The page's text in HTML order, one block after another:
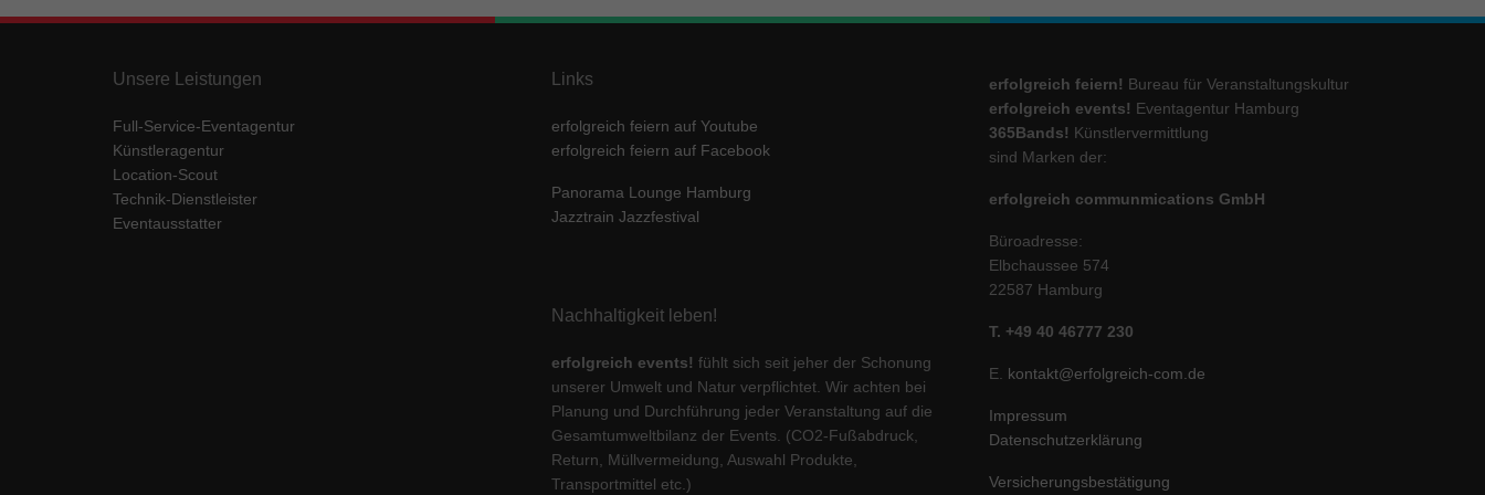
Unsere Leistungen
Full-Service-Eventagentur
Künstleragentur
Location-Scout
Technik-Dienstleister
Eventausstatter
Links
erfolgreich feiern auf Youtube
erfolgreich feiern auf Facebook
Panorama Lounge Hamburg
Jazztrain Jazzfestival
Nachhaltigkeit leben!
erfolgreich events! fühlt sich seit jeher der Schonung
unserer Umwelt und Natur verpflichtet. Wir achten bei
Planung und Durchführung jeder Veranstaltung auf die
Gesamtumweltbilanz der Events. (CO2-Fußabdruck,
Return, Müllvermeidung, Auswahl Produkte,
Transportmittel etc.)
erfolgreich feiern! Bureau für Veranstaltungskultur
erfolgreich events! Eventagentur Hamburg
365Bands! Künstlervermittlung
sind Marken der:
erfolgreich communmications GmbH
Büroadresse:
Elbchaussee 574
22587 Hamburg
T. +49 40 46777 230
E. kontakt@erfolgreich-com.de
Impressum
Datenschutzerklärung
Versicherungsbestätigung